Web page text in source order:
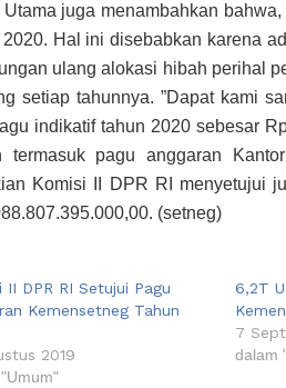
Utama juga menambahkan
Hal ini disebabkan karena
ulang alokasi hibah perihal
setiap tahunnya. ”Dapat kami
indikatif tahun 2020 sebesar
termasuk pagu anggaran
Komisi II DPR RI menyetujui
(setneg)
II DPR RI Setujui Pagu
Kemensetneg Tahun
2019
6,2T
7
dalam